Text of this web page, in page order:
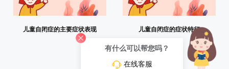
儿童自闭症的主要症状表现 儿童自闭症的症状特征
有什么可以帮您吗？
在线客服